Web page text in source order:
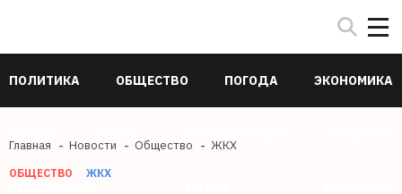
ПОЛИТИКА ОБЩЕСТВО ПОГОДА ЭКОНОМИКА
Главная Новости Общество ЖКХ
ОБЩЕСТВО ЖКХ